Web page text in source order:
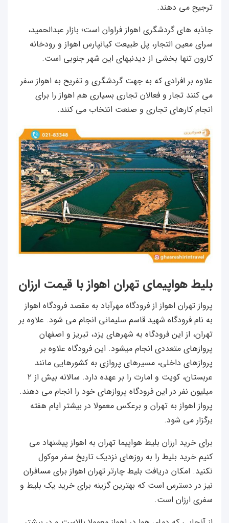
ترجیح می دهند.
جاذبه های گردشگری اهواز فراوان است؛ بازار عبدالحمید،
سرای معین التجار، پل طبیعت کیانپارس اهواز و رودخانه
کارون تنها بخشی از دیدنی­های این شهر جنوبی است.
علاوه بر افرادی که به جهت گردشگری و تفریح به اهواز سفر
می کنند تجار و فعالان تجاری بسیاری هم اهواز را برای
انجام کارهای تجاری و صنعت انتخاب می کنند.
بلیط هواپیمای تهران اهواز با قیمت ارزان
پرواز تهران اهواز از فرودگاه مهرآباد به مقصد فرودگاه اهواز
به نام فرودگاه شهید قاسم سلیمانی انجام می شود. علاوه بر
تهران،‌ از این فرودگاه به شهرهای یزد، تبریز و اصفهان
پروازهای متعددی انجام میشود. این فرودگاه علاوه بر
پروازهای داخلی، مسیرهای پروازی به کشورهایی مانند
عربستان،‌ کویت و امارت را بر عهده دارد. سالانه بیش از ۲
میلیون نفر در این فرودگاه پروازهای خود را انجام می دهند.
پرواز اهواز به تهران و برعکس معمولا در بیشتر ایام هفته
برگزار می شود.
برای خرید ارزان بلیط هواپیما تهران به اهواز پیشنهاد می
کنیم خرید بلیط را به روزهای نزدیک تاریخ سفر موکول
نکنید. امکان دریافت بلیط چارتر تهران اهواز برای مسافران
نیز در دسترس است که بهترین گزینه برای خرید یک بلیط و
سفری ارزان است.